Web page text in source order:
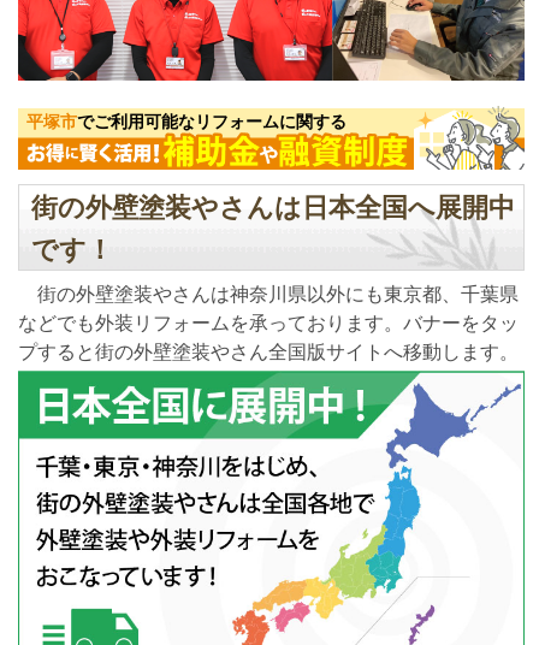
平塚市でご利用可能なリフォームに関する
街の外壁塗装やさんは日本全国へ展開中
です！
街の外壁塗装やさんは神奈川県以外にも東京都、千葉県
などでも外装リフォームを承っております。バナーをタッ
プすると街の外壁塗装やさん全国版サイトへ移動します。